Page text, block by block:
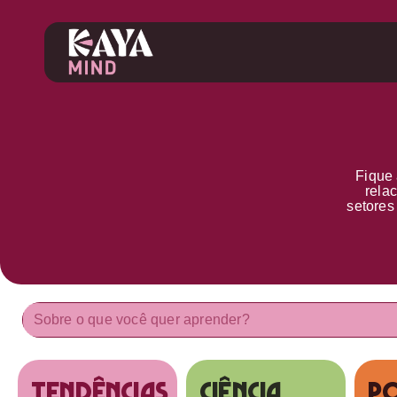
Fique